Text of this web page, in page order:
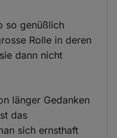
so genüßlich
Rolle in deren
dann nicht
länger Gedanken
das
sich ernsthaft